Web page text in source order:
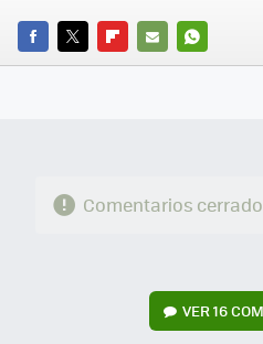
FACEBOOK
TWITTERFLIPBOARD
E-
WHATSAPP
Comentarios
VER16